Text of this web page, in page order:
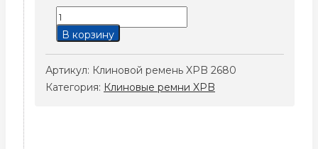
Количество
товара
ремень
XPB
В корзину
Артикул: Клиновой ремень XPB 2680
Категория: Клиновые ремни XPB